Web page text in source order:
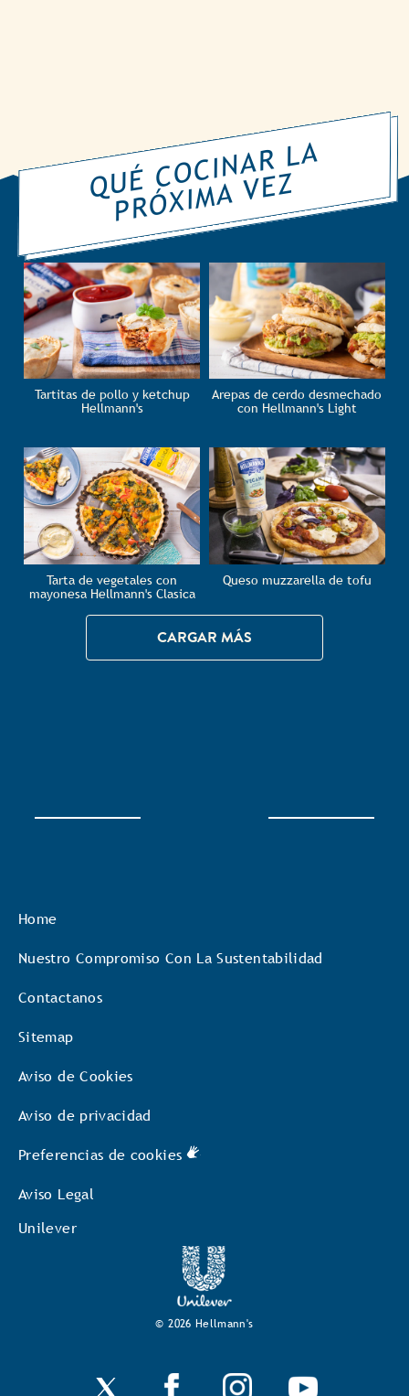
Q
U
É
C
O
CI
N
A
R
L
A
P
R
Ó
XI
M
A
V
E
Z
Tartitas de pollo y ketchup
Hellmann's
Arepas de cerdo desmechado
con Hellmann's Light
Tarta de vegetales con
mayonesa Hellmann's Clasica
Queso muzzarella de tofu
CARGAR MÁS
Home
Nuestro Compromiso Con La Sustentabilidad
Contactanos
Sitemap
Aviso de Cookies
Aviso de privacidad
Preferencias de cookies
Aviso Legal
Unilever
© 2026 Hellmann's